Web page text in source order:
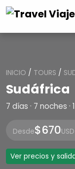
INICIO / TOURS /
Sudáfrica
7 días · 7 noches ·
Desde$670
Ver precios y